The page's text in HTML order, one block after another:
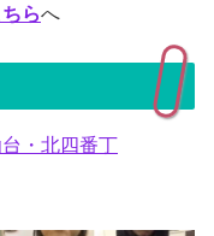
らへ
・北四番丁